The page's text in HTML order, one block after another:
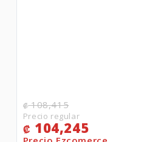
₡108,415
₡ 104,245